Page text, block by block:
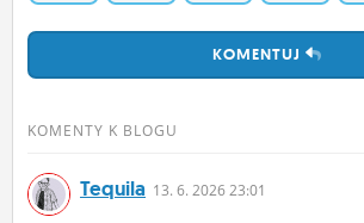
KOMENTUJ
KOMENTY K BLOGU
Tequila 13. 6. 2026 23:01